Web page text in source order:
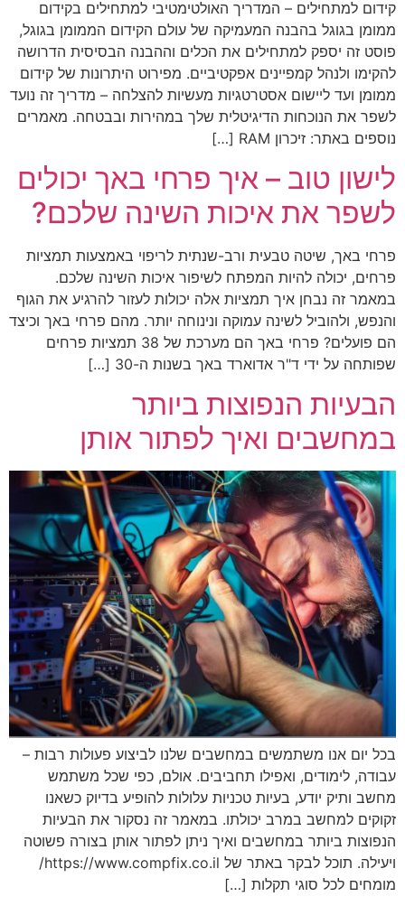
קידום למתחילים – המדריך האולטימטיבי למתחילים בקידום
ממומן בגוגל בהבנה המעמיקה של עולם הקידום הממומן בגוגל,
פוסט זה יספק למתחילים את הכלים וההבנה הבסיסית הדרושה
להקימו ולנהל קמפיינים אפקטיביים. מפירוט היתרונות של קידום
ממומן ועד ליישום אסטרטגיות מעשיות להצלחה – מדריך זה נועד
לשפר את הנוכחות הדיגיטלית שלך במהירות ובבטחה. מאמרים
נוספים באתר: זיכרון RAM […]
לישון טוב – איך פרחי באך יכולים
לשפר את איכות השינה שלכם?
פרחי באך, שיטה טבעית ורב-שנתית לריפוי באמצעות תמציות
פרחים, יכולה להיות המפתח לשיפור איכות השינה שלכם.
במאמר זה נבחן איך תמציות אלה יכולות לעזור להרגיע את הגוף
והנפש, ולהוביל לשינה עמוקה ונינוחה יותר. מהם פרחי באך וכיצד
הם פועלים? פרחי באך הם מערכת של 38 תמציות פרחים
שפותחה על ידי ד"ר אדוארד באך בשנות ה-30 […]
הבעיות הנפוצות ביותר
במחשבים ואיך לפתור אותן
בכל יום אנו משתמשים במחשבים שלנו לביצוע פעולות רבות –
עבודה, לימודים, ואפילו תחביבים. אולם, כפי שכל משתמש
מחשב ותיק יודע, בעיות טכניות עלולות להופיע בדיוק כשאנו
זקוקים למחשב במרב יכולתו. במאמר זה נסקור את הבעיות
הנפוצות ביותר במחשבים ואיך ניתן לפתור אותן בצורה פשוטה
ויעילה. תוכל לבקר באתר של https://www.compfix.co.il/
מומחים לכל סוגי תקלות […]